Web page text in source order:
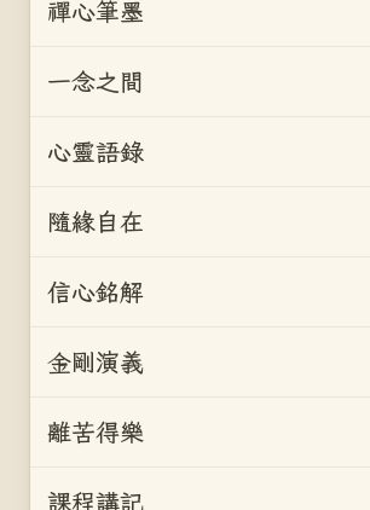
禪心筆墨
一念之間
心靈語錄
隨緣自在
信心銘解
金剛演義
離苦得樂
課程講記